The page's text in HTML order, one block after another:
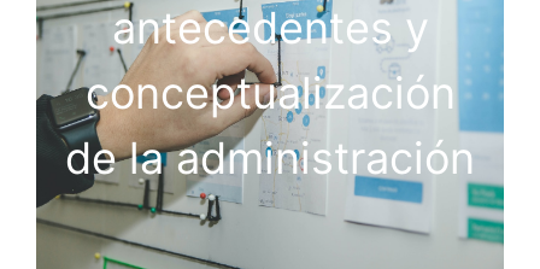
antecedentes y
conceptualización
de la administración